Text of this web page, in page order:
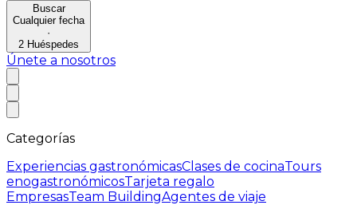
Buscar
Cualquier fecha
·
2 Huéspedes
Únete a nosotros
Categorías
Experiencias gastronómicasClases de cocinaTours
enogastronómicosTarjeta regalo
EmpresasTeam BuildingAgentes de viaje